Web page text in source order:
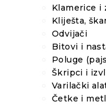
Klamerice i
Kliješta,
Odvijači
Bitovi i
Poluge
Škripci i
Varilački
Četke i